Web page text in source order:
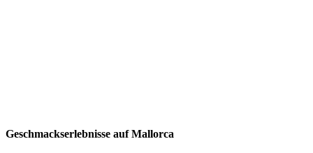
Geschmackserlebnisse auf Mallorca